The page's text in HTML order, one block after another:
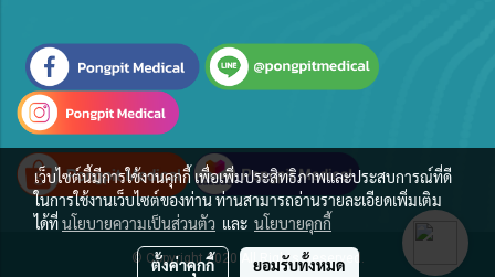
© Copyright 2020 All Rights Reserved.
เว็บไซต์นี้มีการใช้งานคุกกี้ เพื่อเพิ่มประสิทธิภาพและประสบการณ์ที่ดี
ในการใช้งานเว็บไซต์ของท่าน ท่านสามารถอ่านรายละเอียดเพิ่มเติม
ได้ที่นโยบายความเป็นส่วนตัว และ นโยบายคุกกี้
ตั้งค่าคุกกี้ ยอมรับทั้งหมด